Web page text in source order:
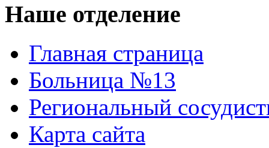
Наше отделение
Главная страница
Больница №13
Региональный
Карта сайта